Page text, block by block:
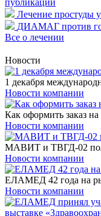
Лечение простуды
ДИАМАГ против
Все о лечении
Новости
1 декабря
Новости компании
Как оформить заказ на
Новости компании
МАВИТ и ТВГД-02
Новости компании
ЕЛАМЕД 42 года на
Новости компании